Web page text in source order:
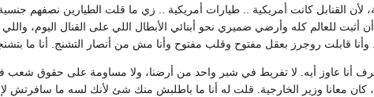
لأن القنابل كانت أمريكية .. طيارات أمريكية .. زي ما قلت الطيارين نصفهم
أثبت للعالم كله وأرضي ضميري نحو أبنائي الأبطال اللي على القنال اليوم،
وأنا قابلت روجرز بعقل مفتوح وقلب مفتوح وأنا مش من أنصار التشنج. أنا ما
أنا عاوز أيه. لا تفريط في شبر واحد من أرضنا، ولا مساومة على حقوق شعب
كان معانا وزير الخارجية. قلت له أنا ما باطلبش منك شئ لأنك لسه ما سافرتش